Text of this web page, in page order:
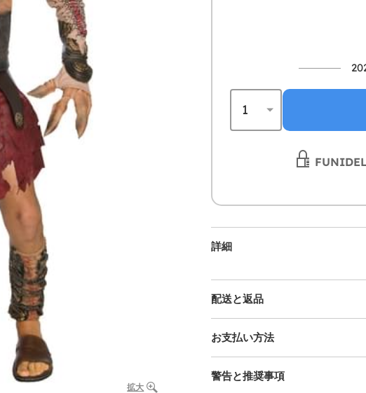
拡大
詳細
配送と返品
お支払い方法
警告と推奨事項